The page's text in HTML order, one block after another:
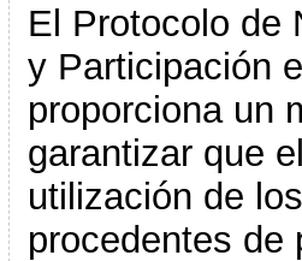
El Protocolo de
y Participación
proporciona un
garantizar que
utilización de
procedentes de